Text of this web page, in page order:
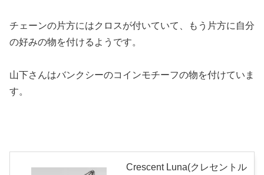
チェーンの片方にはクロスが付いていて、もう片方に自分
の好みの物を付けるようです。
山下さんはバンクシーのコインモチーフの物を付けていま
す。
Crescent Luna(クレセントル